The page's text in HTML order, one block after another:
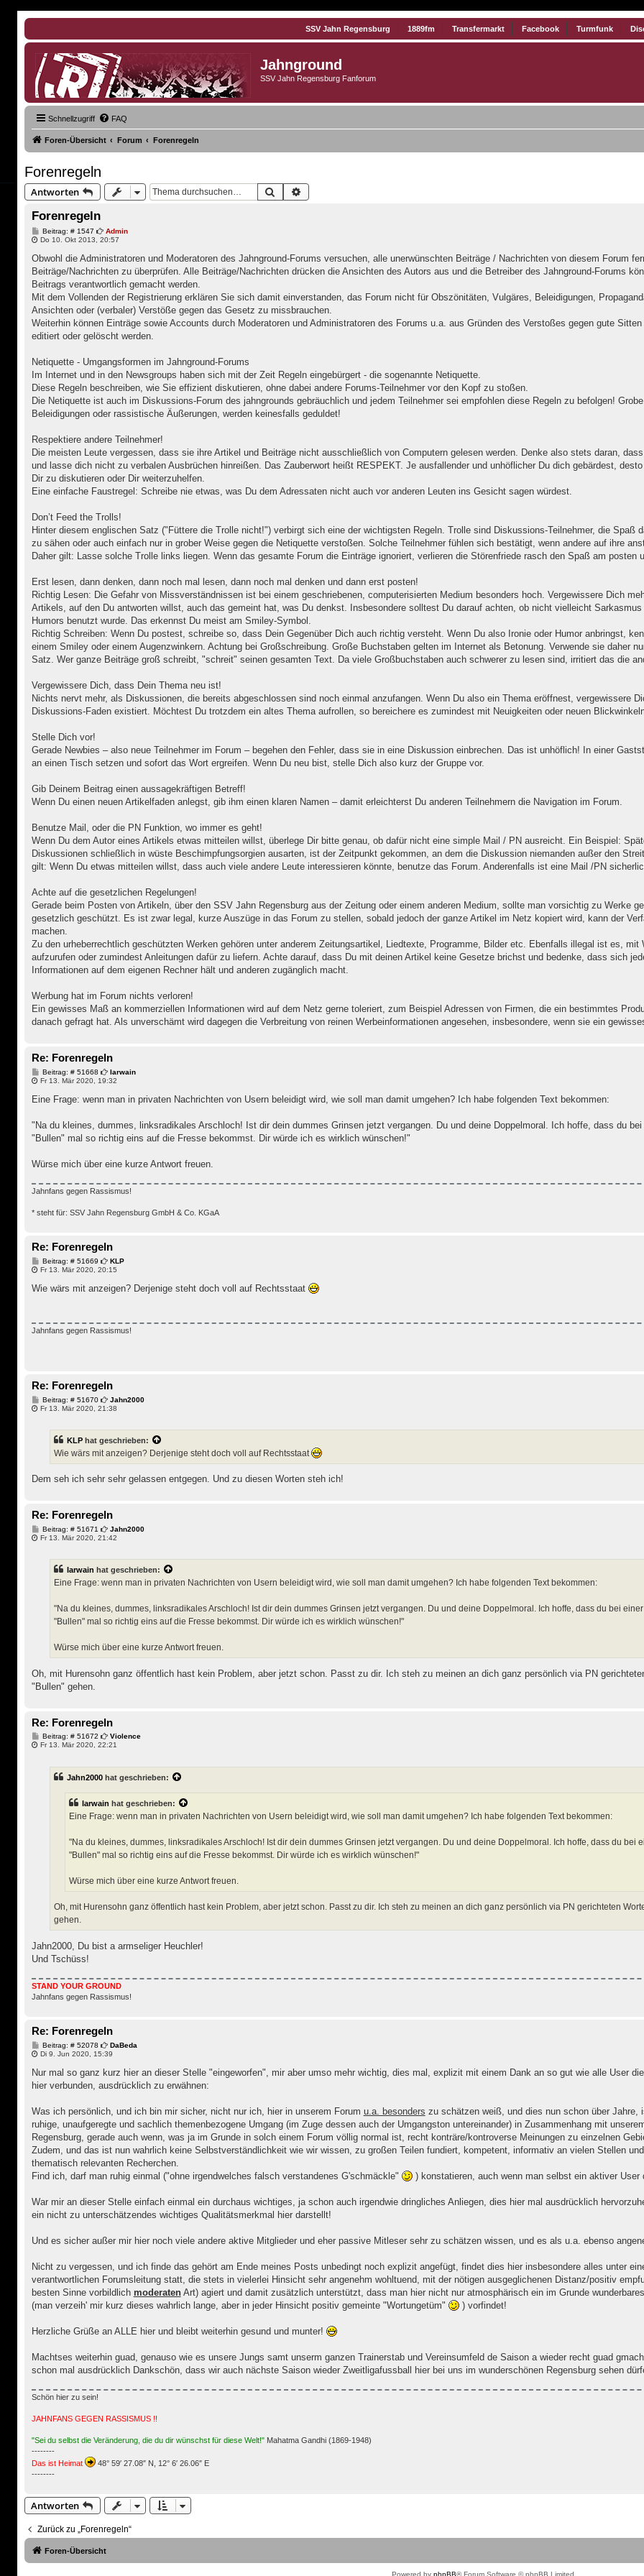
SSV Jahn Regensburg 1889fm Transfermarkt Facebook Turmfunk
Jahnground
SSV Jahn Regensburg Fanforum
Schnellzugriff FAQ
Foren-Übersicht Forum Forenregeln
Forenregeln
Antworten Suche
Forenregeln
Beitrag: # 1547 B
e
t
a
g
Admin
Do 10. Okt 2013, 20:57
Obwohl die Administratoren und Moderatoren des Jahnground-Forums versuchen, alle unerwünschten Beiträge / Nachrichten von diesem Forum
Beiträge/Nachrichten zu überprüfen. Alle Beiträge/Nachrichten drücken die Ansichten des Autors aus und die Betreiber des Jahnground-Forums
Beitrags verantwortlich gemacht werden.
Mit dem Vollenden der Registrierung erklären Sie sich damit einverstanden, das Forum nicht für Obszönitäten, Vulgäres, Beleidigungen,
Ansichten oder (verbaler) Verstöße gegen das Gesetz zu missbrauchen.
Weiterhin können Einträge sowie Accounts durch Moderatoren und Administratoren des Forums u.a. aus Gründen des Verstoßes gegen gute
editiert oder gelöscht werden.
Netiquette - Umgangsformen im Jahnground-Forums
Im Internet und in den Newsgroups haben sich mit der Zeit Regeln eingebürgert - die sogenannte Netiquette.
Diese Regeln beschreiben, wie Sie effizient diskutieren, ohne dabei andere Forums-Teilnehmer vor den Kopf zu stoßen.
Die Netiquette ist auch im Diskussions-Forum des jahngrounds gebräuchlich und jedem Teilnehmer sei empfohlen diese Regeln zu befolgen!
Beleidigungen oder rassistische Äußerungen, werden keinesfalls geduldet!
Respektiere andere Teilnehmer!
Die meisten Leute vergessen, dass sie ihre Artikel und Beiträge nicht ausschließlich von Computern gelesen werden. Denke also stets daran,
und lasse dich nicht zu verbalen Ausbrüchen hinreißen. Das Zauberwort heißt RESPEKT. Je ausfallender und unhöflicher Du dich gebärdest,
Dir zu diskutieren oder Dir weiterzuhelfen.
Eine einfache Faustregel: Schreibe nie etwas, was Du dem Adressaten nicht auch vor anderen Leuten ins Gesicht sagen würdest.
Don’t Feed the Trolls!
Hinter diesem englischen Satz ("Füttere die Trolle nicht!") verbirgt sich eine der wichtigsten Regeln. Trolle sind Diskussions-Teilnehmer, die Spaß
zu sähen oder auch einfach nur in grober Weise gegen die Netiquette verstoßen. Solche Teilnehmer fühlen sich bestätigt, wenn andere auf ihre
Daher gilt: Lasse solche Trolle links liegen. Wenn das gesamte Forum die Einträge ignoriert, verlieren die Störenfriede rasch den Spaß am posten
Erst lesen, dann denken, dann noch mal lesen, dann noch mal denken und dann erst posten!
Richtig Lesen: Die Gefahr von Missverständnissen ist bei einem geschriebenen, computerisierten Medium besonders hoch. Vergewissere Dich
Artikels, auf den Du antworten willst, auch das gemeint hat, was Du denkst. Insbesondere solltest Du darauf achten, ob nicht vielleicht Sarkasmus
Humors benutzt wurde. Das erkennst Du meist am Smiley-Symbol.
Richtig Schreiben: Wenn Du postest, schreibe so, dass Dein Gegenüber Dich auch richtig versteht. Wenn Du also Ironie oder Humor anbringst,
einem Smiley oder einem Augenzwinkern. Achtung bei Großschreibung. Große Buchstaben gelten im Internet als Betonung. Verwende sie daher
Satz. Wer ganze Beiträge groß schreibt, "schreit" seinen gesamten Text. Da viele Großbuchstaben auch schwerer zu lesen sind, irritiert das die
Vergewissere Dich, dass Dein Thema neu ist!
Nichts nervt mehr, als Diskussionen, die bereits abgeschlossen sind noch einmal anzufangen. Wenn Du also ein Thema eröffnest, vergewissere
Diskussions-Faden existiert. Möchtest Du trotzdem ein altes Thema aufrollen, so bereichere es zumindest mit Neuigkeiten oder neuen
Stelle Dich vor!
Gerade Newbies – also neue Teilnehmer im Forum – begehen den Fehler, dass sie in eine Diskussion einbrechen. Das ist unhöflich! In einer
an einen Tisch setzen und sofort das Wort ergreifen. Wenn Du neu bist, stelle Dich also kurz der Gruppe vor.
Gib Deinem Beitrag einen aussagekräftigen Betreff!
Wenn Du einen neuen Artikelfaden anlegst, gib ihm einen klaren Namen – damit erleichterst Du anderen Teilnehmern die Navigation im Forum.
Benutze Mail, oder die PN Funktion, wo immer es geht!
Wenn Du dem Autor eines Artikels etwas mitteilen willst, überlege Dir bitte genau, ob dafür nicht eine simple Mail / PN ausreicht. Ein Beispiel:
Diskussionen schließlich in wüste Beschimpfungsorgien ausarten, ist der Zeitpunkt gekommen, an dem die Diskussion niemanden außer den
gilt: Wenn Du etwas mitteilen willst, dass auch viele andere Leute interessieren könnte, benutze das Forum. Anderenfalls ist eine Mail /PN
Achte auf die gesetzlichen Regelungen!
Gerade beim Posten von Artikeln, über den SSV Jahn Regensburg aus der Zeitung oder einem anderen Medium, sollte man vorsichtig zu Werke
gesetzlich geschützt. Es ist zwar legal, kurze Auszüge in das Forum zu stellen, sobald jedoch der ganze Artikel im Netz kopiert wird, kann der
machen.
Zu den urheberrechtlich geschützten Werken gehören unter anderem Zeitungsartikel, Liedtexte, Programme, Bilder etc. Ebenfalls illegal ist es, mit
aufzurufen oder zumindest Anleitungen dafür zu liefern. Achte darauf, dass Du mit deinen Artikel keine Gesetze brichst und bedenke, dass sich
Informationen auf dem eigenen Rechner hält und anderen zugänglich macht.
Werbung hat im Forum nichts verloren!
Ein gewisses Maß an kommerziellen Informationen wird auf dem Netz gerne toleriert, zum Beispiel Adressen von Firmen, die ein bestimmtes
danach gefragt hat. Als unverschämt wird dagegen die Verbreitung von reinen Werbeinformationen angesehen, insbesondere, wenn sie ein
Re: Forenregeln
Beitrag: # 51668 B
e
t
g
Iarwain
Fr 13. Mär 2020, 19:32
Eine Frage: wenn man in privaten Nachrichten von Usern beleidigt wird, wie soll man damit umgehen? Ich habe folgenden Text bekommen:
"Na du kleines, dummes, linksradikales Arschloch! Ist dir dein dummes Grinsen jetzt vergangen. Du und deine Doppelmoral. Ich hoffe, dass du
"Bullen" mal so richtig eins auf die Fresse bekommst. Dir würde ich es wirklich wünschen!"
Würse mich über eine kurze Antwort freuen.
Jahnfans gegen Rassismus!
* steht für: SSV Jahn Regensburg GmbH & Co. KGaA
Re: Forenregeln
Beitrag: # 51669 B
e
t
KLP
Fr 13. Mär 2020, 20:15
Wie wärs mit anzeigen? Derjenige steht doch voll auf Rechtsstaat
Jahnfans gegen Rassismus!
Re: Forenregeln
Beitrag: # 51670B
e
a
g
Jahn2000
Fr 13. Mär 2020, 21:38
KLPhat geschrieben:
Wie wärs mit anzeigen? Derjenige steht doch voll auf Rechtsstaat
Dem seh ich sehr sehr gelassen entgegen. Und zu diesen Worten steh ich!
Re: Forenregeln
Beitrag: # 51671 B
e
a
g
Jahn2000
Fr 13. Mär 2020, 21:42
Iarwain hat geschrieben:
Eine Frage: wenn man in privaten Nachrichten von Usern beleidigt wird, wie soll man damit umgehen? Ich habe folgenden Text bekommen:
"Na du kleines, dummes, linksradikales Arschloch! Ist dir dein dummes Grinsen jetzt vergangen. Du und deine Doppelmoral. Ich hoffe, dass du bei
"Bullen" mal so richtig eins auf die Fresse bekommst. Dir würde ich es wirklich wünschen!"
Würse mich über eine kurze Antwort freuen.
Oh, mit Hurensohn ganz öffentlich hast kein Problem, aber jetzt schon. Passt zu dir. Ich steh zu meinen an dich ganz persönlich via PN
"Bullen" gehen.
Re: Forenregeln
Beitrag: # 51672 B
e
a
Violence
Fr 13. Mär 2020, 22:21
Jahn2000hat geschrieben:
Iarwain hat geschrieben:
Eine Frage: wenn man in privaten Nachrichten von Usern beleidigt wird, wie soll man damit umgehen? Ich habe folgenden Text bekommen:
"Na du kleines, dummes, linksradikales Arschloch! Ist dir dein dummes Grinsen jetzt vergangen. Du und deine Doppelmoral. Ich hoffe, dass du bei
"Bullen" mal so richtig eins auf die Fresse bekommst. Dir würde ich es wirklich wünschen!"
Würse mich über eine kurze Antwort freuen.
Oh, mit Hurensohn ganz öffentlich hast kein Problem, aber jetzt schon. Passt zu dir. Ich steh zu meinen an dich ganz persönlich via PN gerichteten
gehen.
Jahn2000, Du bist a armseliger Heuchler!
Und Tschüss!
STAND YOUR GROUND
Jahnfans gegen Rassismus!
Re: Forenregeln
Beitrag: # 52078 B
e
t
a
DaBeda
Di 9. Jun 2020, 15:39
Nur mal so ganz kurz hier an dieser Stelle "eingeworfen", mir aber umso mehr wichtig, dies mal, explizit mit einem Dank an so gut wie alle User
hier verbunden, ausdrücklich zu erwähnen:
Was ich persönlich, und ich bin mir sicher, nicht nur ich, hier in unserem Forum u.a. besonders zu schätzen weiß, und dies nun schon über Jahre,
ruhige, unaufgeregte und sachlich themenbezogene Umgang (im Zuge dessen auch der Umgangston untereinander) in Zusammenhang mit
Regensburg, gerade auch wenn, was ja im Grunde in solch einem Forum völlig normal ist, recht konträre/kontroverse Meinungen zu einzelnen
Zudem, und das ist nun wahrlich keine Selbstverständlichkeit wie wir wissen, zu großen Teilen fundiert, kompetent, informativ an vielen Stellen
thematisch relevanten Recherchen.
Find ich, darf man ruhig einmal ("ohne irgendwelches falsch verstandenes G'schmäckle"
) konstatieren, auch wenn man selbst ein aktiver User
War mir an dieser Stelle einfach einmal ein durchaus wichtiges, ja schon auch irgendwie dringliches Anliegen, dies hier mal ausdrücklich
ein nicht zu unterschätzendes wichtiges Qualitätsmerkmal hier darstellt!
Und es sicher außer mir hier noch viele andere aktive Mitglieder und eher passive Mitleser sehr zu schätzen wissen, und es als u.a. ebenso
Nicht zu vergessen, und ich finde das gehört am Ende meines Posts unbedingt noch explizit angefügt, findet dies hier insbesondere alles unter
verantwortlichen Forumsleitung statt, die stets in vielerlei Hinsicht sehr angenehm wohltuend, mit der nötigen ausgeglichenen Distanz/positiv
besten Sinne vorbildlich moderatenArt) agiert und damit zusätzlich unterstützt, dass man hier nicht nur atmosphärisch ein im Grunde
(man verzeih' mir kurz dieses wahrlich lange, aber in jeder Hinsicht positiv gemeinte "Wortungetüm"
) vorfindet!
Herzliche Grüße an ALLE hier und bleibt weiterhin gesund und munter!
Machtses weiterhin guad, genauso wie es unsere Jungs samt unserm ganzen Trainerstab und Vereinsumfeld de Saison a wieder recht guad
schon mal ausdrücklich Dankschön, dass wir auch nächste Saison wieder Zweitligafussball hier bei uns im wunderschönen Regensburg sehen
Schön hier zu sein!
JAHNFANS GEGEN RASSISMUS !!
"Sei du selbst die Veränderung, die du dir wünschst für diese Welt!"Mahatma Gandhi (1869-1948)
--------
Das ist Heimat
48° 59′ 27.08″ N, 12° 6′ 26.06″ E
--------
Antworten
Zurück zu „Forenregeln“
Foren-Übersicht